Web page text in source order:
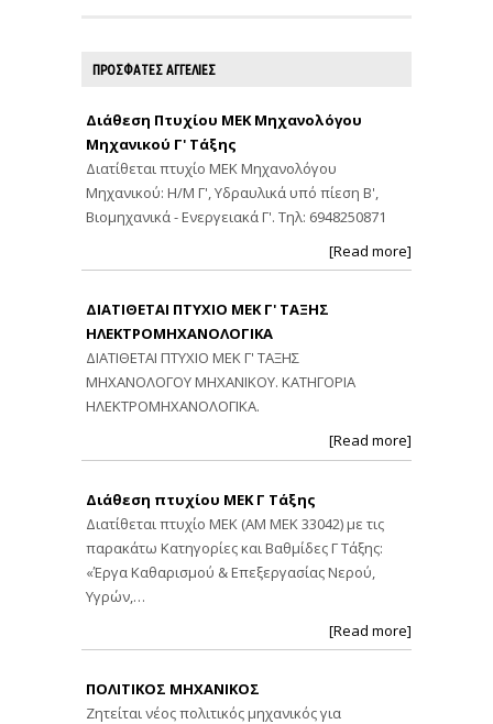
ΠΡΟΣΦΑΤΕΣ ΑΓΓΕΛΙΕΣ
Διάθεση Πτυχίου ΜΕΚ Μηχανολόγου
Μηχανικού Γ' Τάξης
Διατίθεται πτυχίο ΜΕΚ Μηχανολόγου
Μηχανικού: Η/Μ Γ', Υδραυλικά υπό πίεση Β',
Βιομηχανικά - Ενεργειακά Γ'. Τηλ: 6948250871
[Read more]
ΔΙΑΤΙΘΕΤΑΙ ΠΤΥΧΙΟ ΜΕΚ Γ' ΤΑΞΗΣ
ΗΛΕΚΤΡΟΜΗΧΑΝΟΛΟΓΙΚΑ
ΔΙΑΤΙΘΕΤΑΙ ΠΤΥΧΙΟ ΜΕΚ Γ' ΤΑΞΗΣ
ΜΗΧΑΝΟΛΟΓΟΥ ΜΗΧΑΝΙΚΟΥ. ΚΑΤΗΓΟΡΙΑ
ΗΛΕΚΤΡΟΜΗΧΑΝΟΛΟΓΙΚΑ.
[Read more]
Διάθεση πτυχίου ΜΕΚ Γ Τάξης
Διατίθεται πτυχίο ΜΕΚ (ΑΜ ΜΕΚ 33042) με τις
παρακάτω Κατηγορίες και Βαθμίδες Γ Τάξης:
«Έργα Καθαρισμού & Επεξεργασίας Νερού,
Υγρών,…
[Read more]
ΠΟΛΙΤΙΚΟΣ ΜΗΧΑΝΙΚΟΣ
Ζητείται νέος πολιτικός μηχανικός για